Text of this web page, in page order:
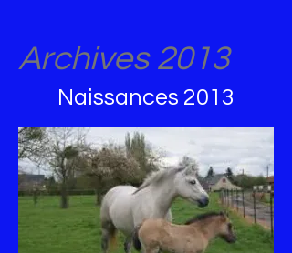
Archives 2013
Naissances 2013